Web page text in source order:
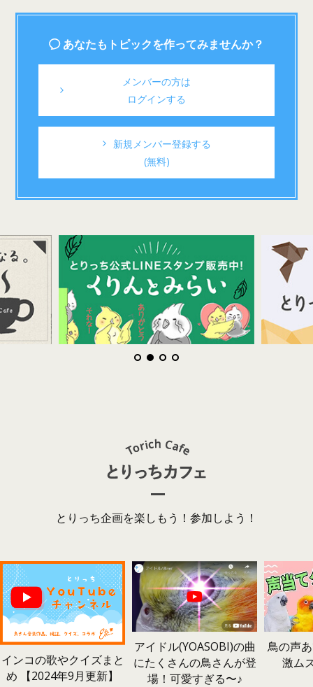
あなたもトピックを作ってみませんか？
メンバーの方は
ログインする
新規メンバー登録する
(無料)
とりっち企画を楽しもう！参加しよう！
インコの歌やクイズまと
め 【2024年9月更新】
アイドル(YOASOBI)の曲
にたくさんの鳥さんが登
場！可愛すぎる〜♪
鳥の声
激ム